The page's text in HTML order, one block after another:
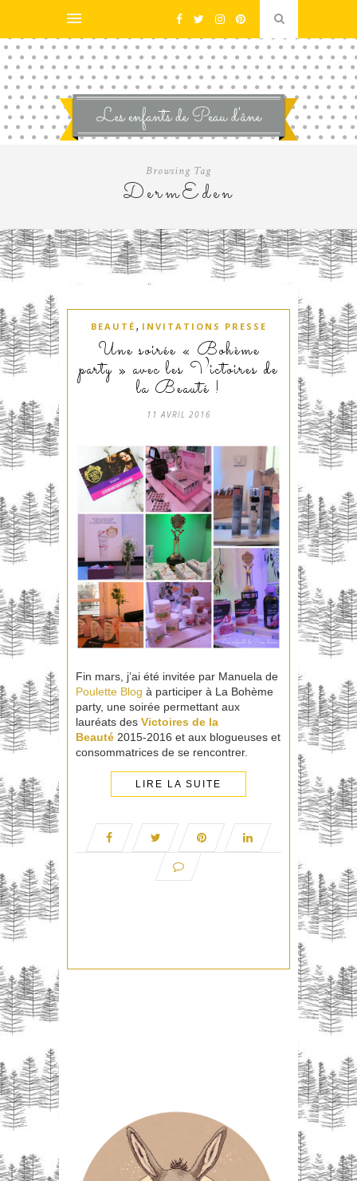
Browsing Tag
DermEden
BEAUTÉ , INVITATIONS PRESSE
Une soirée « Bohème
party » avec les Victoires de
la Beauté !
11 AVRIL 2016
Fin mars, j’ai été invitée par Manuela de
Poulette Blog à participer à La Bohème
party, une soirée permettant aux
lauréats des Victoires de la
Beauté 2015-2016 et aux blogueuses et
consommatrices de se rencontrer.
LIRE LA SUITE